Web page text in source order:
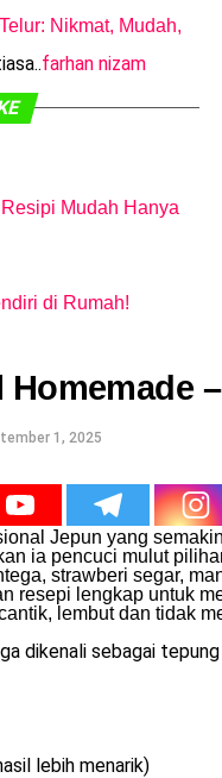
Nikmat, Mudah,
farhan nizam
Mudah Hanya
di Rumah!
Homemade
1, 2025
Jepun yang
ia pencuci mulut
strawberi segar,
resepi lengkap untuk
lembut dan tidak
dikenali sebagai
lebih menarik)